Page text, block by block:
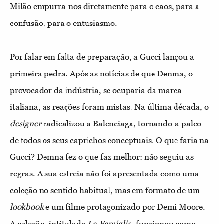
Milão empurra-nos diretamente para o caos, para a
confusão, para o entusiasmo.
Por falar em falta de preparação, a Gucci lançou a
primeira pedra. Após as notícias de que Denma, o
provocador da indústria, se ocuparia da marca
italiana, as reações foram mistas. Na última década, o
designerradicalizou a Balenciaga, tornando-a palco
de todos os seus caprichos conceptuais. O que faria na
Gucci? Demna fez o que faz melhor: não seguiu as
regras. A sua estreia não foi apresentada como uma
coleção no sentido habitual, mas em formato de um
lookbooke um filme protagonizado por Demi Moore.